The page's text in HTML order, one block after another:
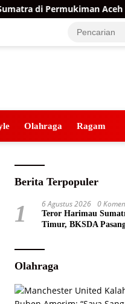
di Permukiman Aceh
Olahraga Ragam
Berita Terpopuler
1 6 Agustus 2026 0
Teror Harimau
Timur, BKSDA
Olahraga